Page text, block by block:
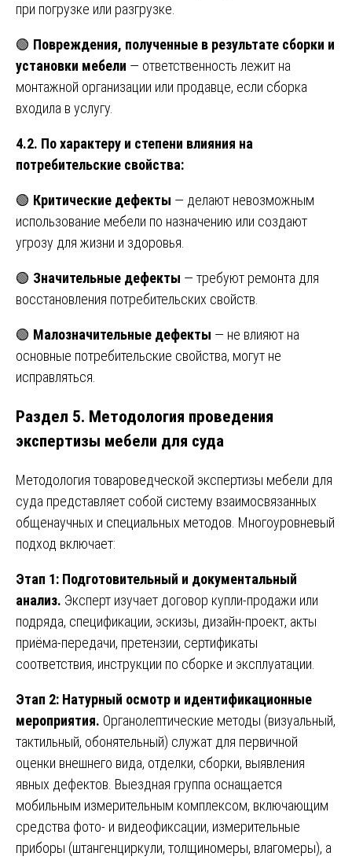
при погрузке или разгрузке.
🟢 Повреждения, полученные в результате сборки и
установки мебели — ответственность лежит на
монтажной организации или продавце, если сборка
входила в услугу.
4.2. По характеру и степени влияния на
потребительские свойства:
🟢 Критические дефекты — делают невозможным
использование мебели по назначению или создают
угрозу для жизни и здоровья.
🟢 Значительные дефекты — требуют ремонта для
восстановления потребительских свойств.
🟢 Малозначительные дефекты — не влияют на
основные потребительские свойства, могут не
исправляться.
Раздел 5. Методология проведения
экспертизы мебели для суда
Методология товароведческой экспертизы мебели для
суда представляет собой систему взаимосвязанных
общенаучных и специальных методов. Многоуровневый
подход включает:
Этап 1: Подготовительный и документальный
анализ. Эксперт изучает договор купли-продажи или
подряда, спецификации, эскизы, дизайн-проект, акты
приёма-передачи, претензии, сертификаты
соответствия, инструкции по сборке и эксплуатации.
Этап 2: Натурный осмотр и идентификационные
мероприятия. Органолептические методы (визуальный,
тактильный, обонятельный) служат для первичной
оценки внешнего вида, отделки, сборки, выявления
явных дефектов. Выездная группа оснащается
мобильным измерительным комплексом, включающим
средства фото- и видеофиксации, измерительные
приборы (штангенциркули, толщиномеры, влагомеры), а